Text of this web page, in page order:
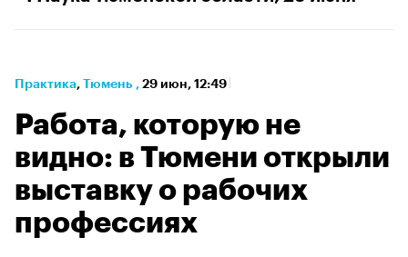
Практика⁠, Тюмень , 29 июн, 12:49
Работа, которую не
видно: в Тюмени открыли
выставку о рабочих
профессиях